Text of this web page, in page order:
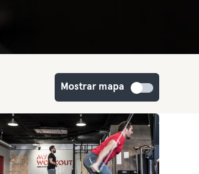
Mostrar mapa